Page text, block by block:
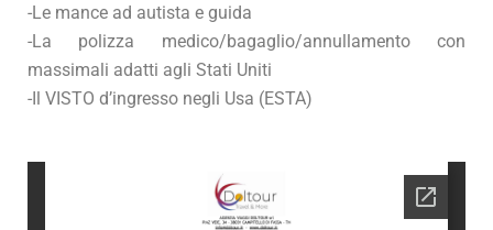
-Le mance ad autista e guida
-La polizza medico/bagaglio/annullamento con
massimali adatti agli Stati Uniti
-Il VISTO d’ingresso negli Usa (ESTA)